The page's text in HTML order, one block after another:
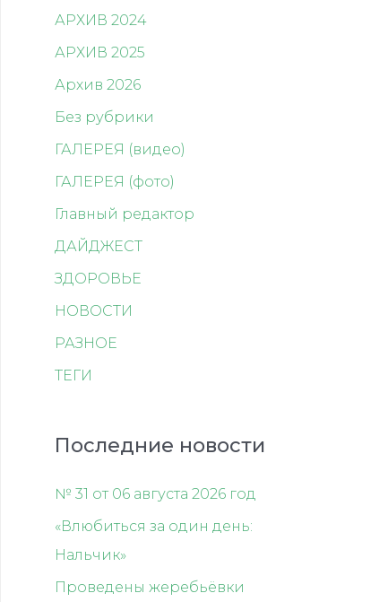
АРХИВ 2024
АРХИВ 2025
Архив 2026
Без рубрики
ГАЛЕРЕЯ (видео)
ГАЛЕРЕЯ (фото)
Главный редактор
ДАЙДЖЕСТ
ЗДОРОВЬЕ
НОВОСТИ
РАЗНОЕ
ТЕГИ
Последние новости
№ 31 от 06 августа 2026 год
«Влюбиться за один день:
Нальчик»
Проведены жеребьёвки